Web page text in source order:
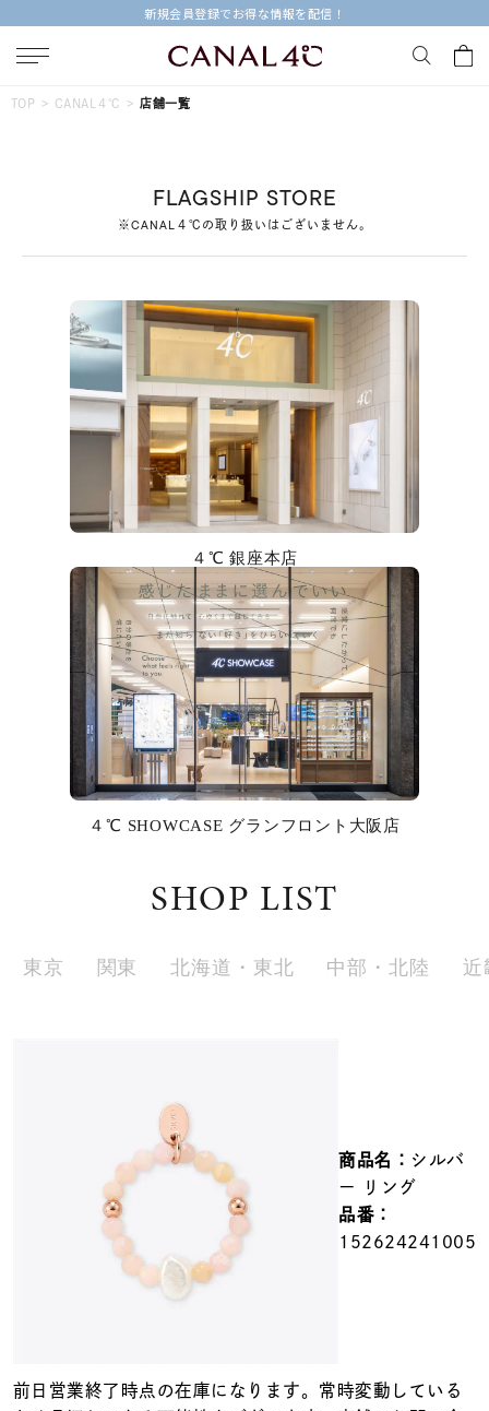
新規会員登録でお得な情報を配信！
#ペア #ダイヤモンド ネックレス
#エタニティ #くまのプーさん
すべてのジュエリー
ファッションテイスト
着用シーン
¥0
在庫ありのみ
TOP CANAL４℃ 店舗一覧
FLAGSHIP STORE
※CANAL４℃の取り扱いはございません。
４℃ 銀座本店
４℃ SHOWCASE グランフロント大阪店
SHOP LIST
東京 関東 北海道・東北 中部・北陸 近
商品名： シルバ
ー リング
品番：
152624241005
前日営業終了時点の在庫になります。常時変動している